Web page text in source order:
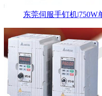
东莞伺服手钉机|750W